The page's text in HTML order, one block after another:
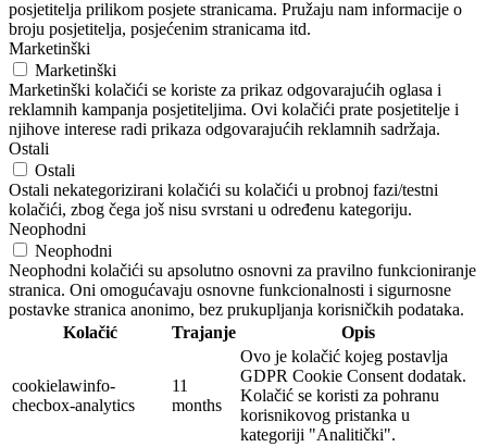
posjetitelja prilikom posjete stranicama. Pružaju nam informacije o
broju posjetitelja, posjećenim stranicama itd.
Marketinški
Marketinški
Marketinški kolačići se koriste za prikaz odgovarajućih oglasa i
reklamnih kampanja posjetiteljima. Ovi kolačići prate posjetitelje i
njihove interese radi prikaza odgovarajućih reklamnih sadržaja.
Ostali
Ostali
Ostali nekategorizirani kolačići su kolačići u probnoj fazi/testni
kolačići, zbog čega još nisu svrstani u određenu kategoriju.
Neophodni
Neophodni
Neophodni kolačići su apsolutno osnovni za pravilno funkcioniranje
stranica. Oni omogućavaju osnovne funkcionalnosti i sigurnosne
postavke stranica anonimo, bez prukupljanja korisničkih podataka.
Kolačić
Trajanje Opis
cookielawinfo-
checbox-analytics
11
months
Ovo je kolačić kojeg postavlja
GDPR Cookie Consent dodatak.
Kolačić se koristi za pohranu
korisnikovog pristanka u
kategoriji "Analitički".